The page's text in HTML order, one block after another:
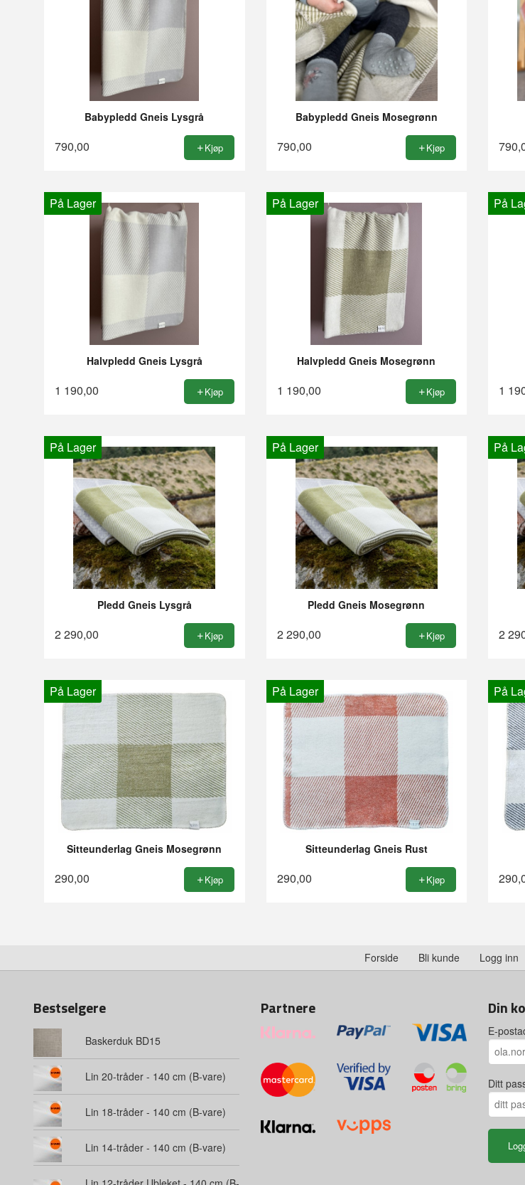
Babypledd Gneis Lysgrå
790,00 Kjøp
Babypledd Gneis Mosegrønn
790,00 Kjøp
På Lager
Halvpledd Gneis Lysgrå
1 190,00 Kjøp
På Lager
Halvpledd Gneis Mosegrønn
1 190,00 Kjøp
På
1
På Lager
Pledd Gneis Lysgrå
2 290,00 Kjøp
På Lager
Pledd Gneis Mosegrønn
2 290,00 Kjøp
På
2
På Lager
Sitteunderlag Gneis Mosegrønn
290,00 Kjøp
På Lager
Sitteunderlag Gneis Rust
290,00 Kjøp
På
Forside Bli kunde Logg inn
Bestselgere
Baskerduk BD15
Lin 20-tråder - 140 cm (B-vare)
Lin 18-tråder - 140 cm (B-vare)
Lin 14-tråder - 140 cm (B-vare)
Partnere Din
E-
Ditt